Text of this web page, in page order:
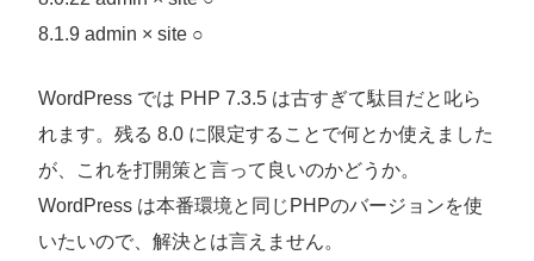
8.1.9 admin × site ○
WordPress では PHP 7.3.5 は古すぎて駄目だと叱ら
れます。残る 8.0 に限定することで何とか使えました
が、これを打開策と言って良いのかどうか。
WordPress は本番環境と同じPHPのバージョンを使
いたいので、解決とは言えません。